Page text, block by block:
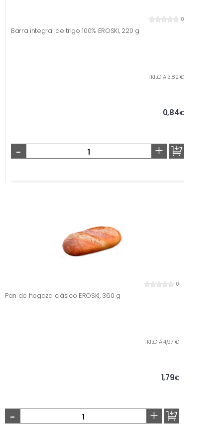
0
Barra integral de trigo 100% EROSKI, 220 g
1 KILO A 3,82 €
0,84€
- +
0
Pan de hogaza clásico EROSKI, 360 g
1 KILO A 4,97 €
1,79€
- +